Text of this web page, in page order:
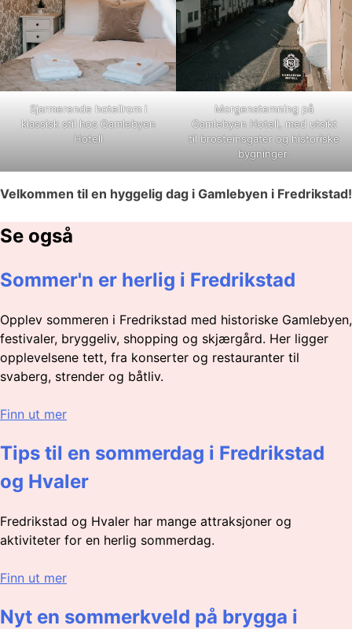
Sjarmerende hotellrom i
klassisk stil hos Gamlebyen
Hotell
Morgenstemning på
Gamlebyen Hotell, med utsikt
til brosteinsgater og historiske
bygninger.
Velkommen til en hyggelig dag i Gamlebyen i Fredrikstad!
Se også
Sommer'n er herlig i Fredrikstad
Opplev sommeren i Fredrikstad med historiske Gamlebyen,
festivaler, bryggeliv, shopping og skjærgård. Her ligger
opplevelsene tett, fra konserter og restauranter til
svaberg, strender og båtliv.
Finn ut mer
Tips til en sommerdag i Fredrikstad
og Hvaler
Fredrikstad og Hvaler har mange attraksjoner og
aktiviteter for en herlig sommerdag.
Finn ut mer
Nyt en sommerkveld på brygga i